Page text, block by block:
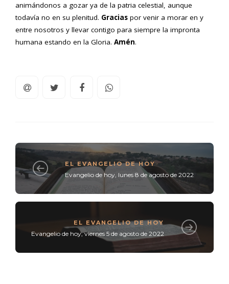
animándonos a gozar ya de la patria celestial, aunque
todavía no en su plenitud. Gracias por venir a morar en y
entre nosotros y llevar contigo para siempre la impronta
humana estando en la Gloria. Amén.
EL EVANGELIO DE HOY
Evangelio de hoy, lunes 8 de agosto de 2022
EL EVANGELIO DE HOY
Evangelio de hoy, viernes 5 de agosto de 2022